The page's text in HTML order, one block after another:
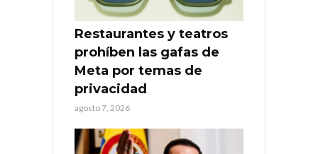
Restaurantes y teatros
prohíben las gafas de
Meta por temas de
privacidad
agosto 7, 2026